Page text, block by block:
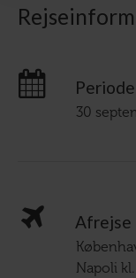
Periode
30
Afrejse
Napoli